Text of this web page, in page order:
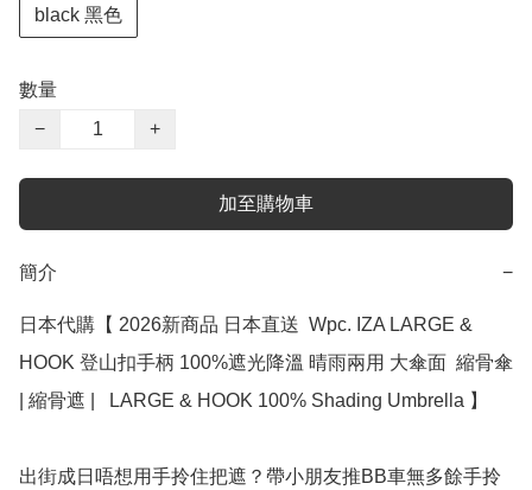
black 黑色
數量
−
+
加至購物車
簡介 −
日本代購【 2026新商品 日本直送  Wpc. IZA LARGE &
HOOK 登山扣手柄 100%遮光降溫 晴雨兩用 大傘面  縮骨傘
| 縮骨遮 |   LARGE & HOOK 100% Shading Umbrella 】﻿
出街成日唔想用手拎住把遮？帶小朋友推BB車無多餘手拎